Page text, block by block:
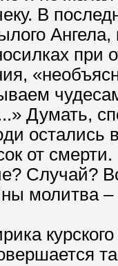
В
при
Думать,
от
Случай?
молитва –